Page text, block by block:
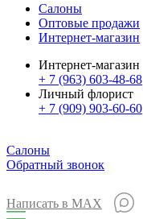
Салоны
Оптовые продажи
Интернет-магазин
Интернет-магазин
+ 7 (963) 603-48-68
Личный флорист
+ 7 (909) 903-60-60
Салоны
Обратный звонок
Написать в MAX